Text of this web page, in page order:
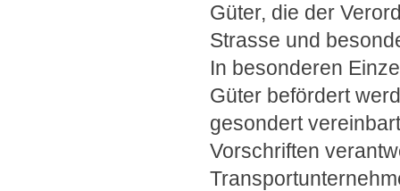
Güter, die der
Strasse und
In besonderen
Güter befördert
gesondert
Vorschriften